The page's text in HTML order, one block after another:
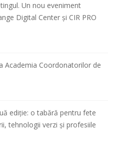
Un nou eveniment
Digital Center și CIR PRO
Academia Coordonatorilor de
ediție: o tabără pentru fete
tehnologii verzi și profesiile